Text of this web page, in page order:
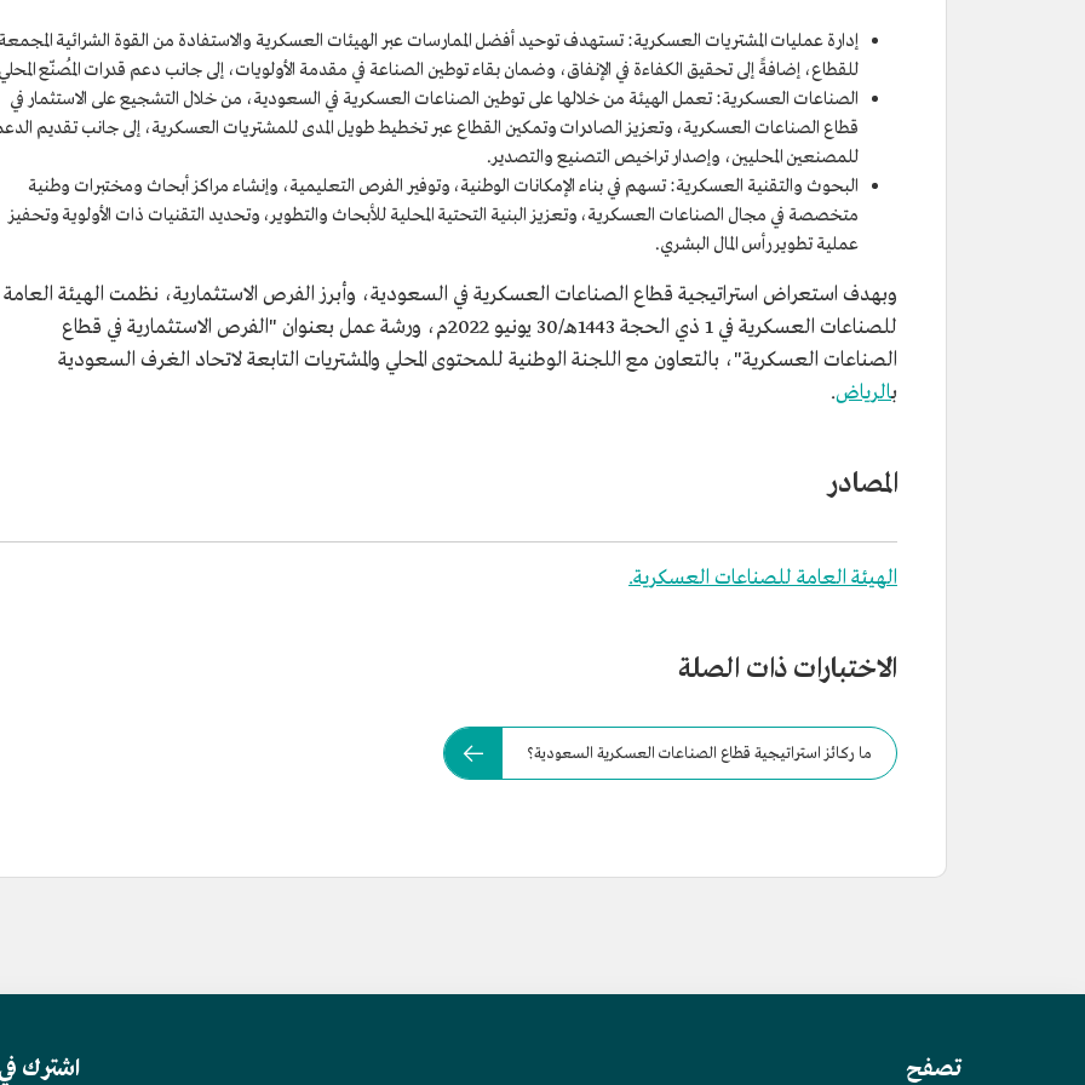
إدارة عمليات المشتريات العسكرية: تستهدف توحيد أفضل الممارسات عبر الهيئات العسكرية والاستفادة من القوة الشرائية
للقطاع، إضافةً إلى تحقيق الكفاءة في الإنفاق، وضمان بقاء توطين الصناعة في مقدمة الأولويات، إلى جانب دعم قدرات المُصنّع
الصناعات العسكرية: تعمل الهيئة من خلالها على توطين الصناعات العسكرية في السعودية، من خلال التشجيع على الاستثمار في
قطاع الصناعات العسكرية، وتعزيز الصادرات وتمكين القطاع عبر تخطيط طويل المدى للمشتريات العسكرية، إلى جانب تقديم
للمصنعين المحليين، وإصدار تراخيص التصنيع والتصدير.
البحوث والتقنية العسكرية: تسهم في بناء الإمكانات الوطنية، وتوفير الفرص التعليمية، وإنشاء مراكز أبحاث ومختبرات وطنية
متخصصة في مجال الصناعات العسكرية، وتعزيز البنية التحتية المحلية للأبحاث والتطوير، وتحديد التقنيات ذات الأولوية وتحفيز
عملية تطوير رأس المال البشري.
وبهدف استعراض استراتيجية قطاع الصناعات العسكرية في السعودية، وأبرز الفرص الاستثمارية، نظمت الهيئة العامة
للصناعات العسكرية في 1 ذي الحجة 1443هـ/30 يونيو 2022م، ورشة عمل بعنوان "الفرص الاستثمارية في قطاع
الصناعات العسكرية"، بالتعاون مع اللجنة الوطنية للمحتوى المحلي والمشتريات التابعة لاتحاد الغرف السعودية
بالرياض.
المصادر
الهيئة العامة للصناعات العسكرية.
الاختبارات ذات الصلة
ما ركائز استراتيجية قطاع الصناعات العسكرية السعودية؟
تصفح اشترك